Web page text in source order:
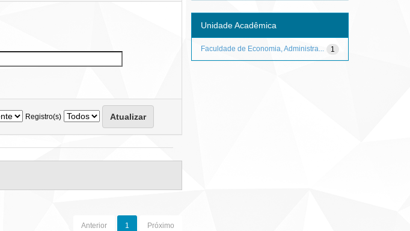
Registro(s)
Anterior 1 Próximo
Unidade Acadêmica
1
Faculdade de Economia, Administra...